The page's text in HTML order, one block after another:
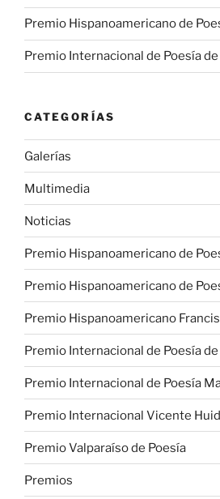
Premio Hispanoamericano de
Premio Internacional de Poesía
CATEGORÍAS
Galerías
Multimedia
Noticias
Premio Hispanoamericano de
Premio Hispanoamericano de
Premio Hispanoamericano
Premio Internacional de Poesía
Premio Internacional de Poesía
Premio Internacional Vicente
Premio Valparaíso de Poesía
Premios